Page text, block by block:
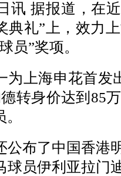
讯 据报道，在
典礼”上，效力
员”奖项。
为上海申花首发
转身价达到85
公布了中国香港
球员伊利亚拉门